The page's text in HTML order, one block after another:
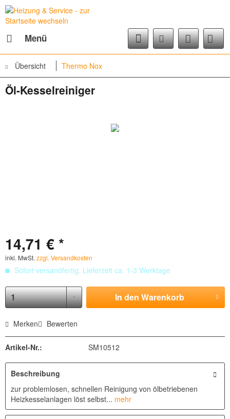
Menü
Übersicht Thermo Nox
Öl-Kesselreiniger
14,71 € *
inkl. MwSt. zzgl. Versandkosten
Sofort versandfertig, Lieferzeit ca. 1-3 Werktage
In denWarenkorb
Merken Bewerten
Artikel-Nr.: SM10512
Beschreibung
zur problemlosen, schnellen Reinigung von ölbetriebenen
Heizkesselanlagen löst selbst... mehr